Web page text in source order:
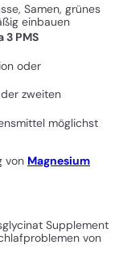
Samen, grünes
einbauen
3 PMS
oder
zweiten
möglichst
von Magnesium